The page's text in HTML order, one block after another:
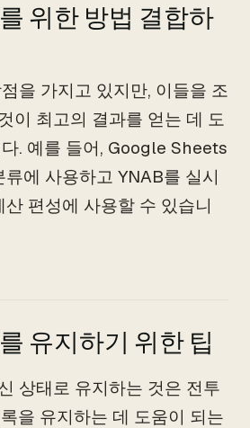
위한 방법 결합하
을 가지고 있지만, 이들을 조
이 최고의 결과를 얻는 데 도
. 예를 들어, Google Sheets
에 사용하고 YNAB를 실시
편성에 사용할 수 있습니
유지하기 위한 팁
상태로 유지하는 것은 전투
을 유지하는 데 도움이 되는